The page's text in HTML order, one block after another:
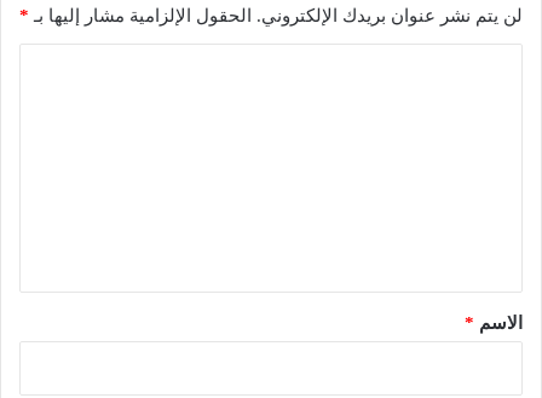
لن يتم نشر عنوان بريدك الإلكتروني. الحقول الإلزامية مشار إليها بـ *
*الاسم *